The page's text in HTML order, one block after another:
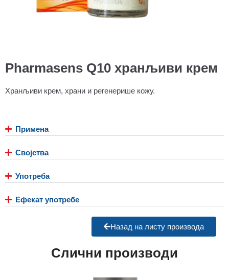
Pharmasens Q10 хранљиви крем
Хранљиви крем, храни и регенерише кожу.
Примена
Својства
Употреба
Ефекат употребе
Назад на листу производа
Слични производи